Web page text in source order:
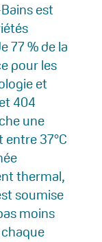
est
77 % de la
pour les
et
404
une
37°C
thermal,
soumise
moins